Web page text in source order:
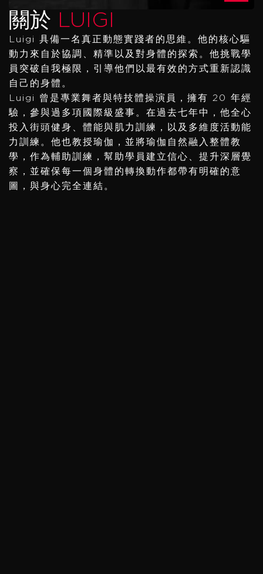
關於 LUIGI
Luigi 具備一名真正動態實踐者的思維。他的核心驅
動力來自於協調、精準以及對身體的探索。他挑戰學
員突破自我極限，引導他們以最有效的方式重新認識
自己的身體。
Luigi 曾是專業舞者與特技體操演員，擁有 20 年經
驗，參與過多項國際級盛事。在過去七年中，他全心
投入街頭健身、體能與肌力訓練，以及多維度活動能
力訓練。他也教授瑜伽，並將瑜伽自然融入整體教
學，作為輔助訓練，幫助學員建立信心、提升深層覺
察，並確保每一個身體的轉換動作都帶有明確的意
圖，與身心完全連結。